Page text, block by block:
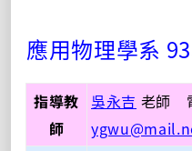
應用物理學系
指導教
師
吳永吉 老師